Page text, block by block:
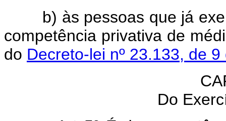
b) às pessoas que já
competência privativa de
do Decreto-lei nº 23.133, de
Do